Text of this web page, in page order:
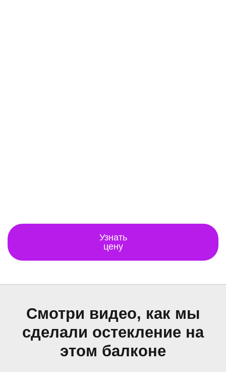
Узнать
цену
Смотри видео, как мы
сделали остекление на
этом балконе